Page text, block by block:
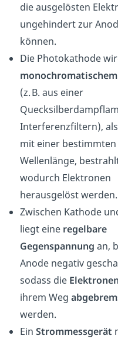
die ausgelösten
ungehindert zur
können.
Die Photokathode
(z. B. aus einer
Interferenzfiltern),
mit einer bestimmten
Wellenlänge,
wodurch Elektronen
herausgelöst werden.
Zwischen Kathode
liegt eine regelbare
Gegenspannung an,
Anode negativ
sodass die Elektronen
ihrem Weg
werden.
EinStrommessgerät